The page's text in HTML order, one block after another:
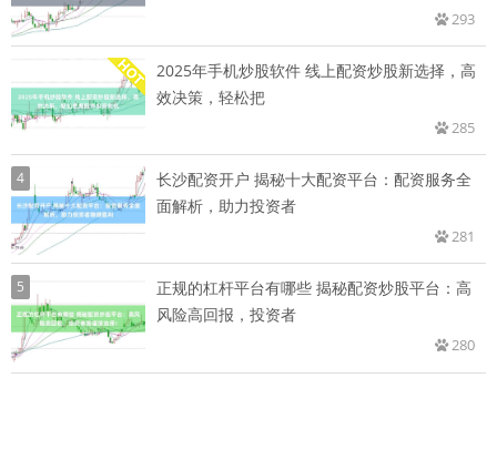
293
2025年手机炒股软件 线上配资炒股新选择，高
效决策，轻松把
285
4
长沙配资开户 揭秘十大配资平台：配资服务全
面解析，助力投资者
281
5
正规的杠杆平台有哪些 揭秘配资炒股平台：高
风险高回报，投资者
280